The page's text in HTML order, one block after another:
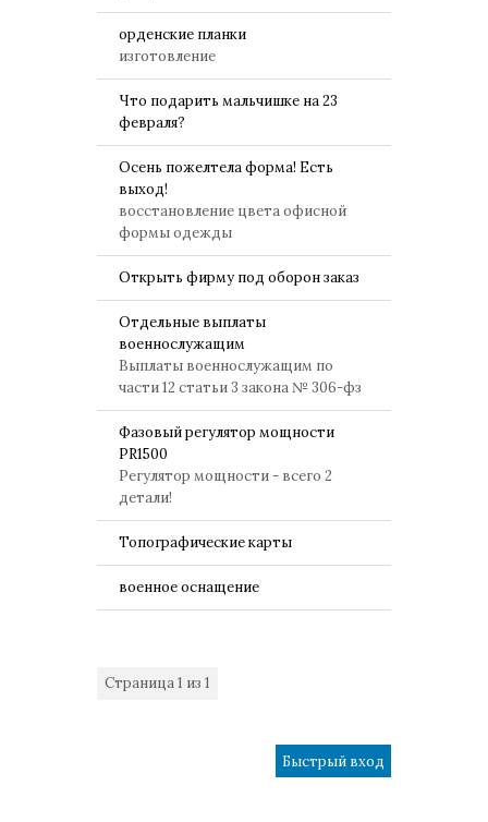
орденские планки
изготовление
Что подарить мальчишке на 23
февраля?
Осень пожелтела форма! Есть
выход!
восстановление цвета офисной
формы одежды
Открыть фирму под оборон заказ
Отдельные выплаты
военнослужащим
Выплаты военнослужащим по
части 12 статьи 3 закона № 306-фз
Фазовый регулятор мощности
PR1500
Регулятор мощности - всего 2
детали!
Топографические карты
военное оснащение
Страница1 из 1